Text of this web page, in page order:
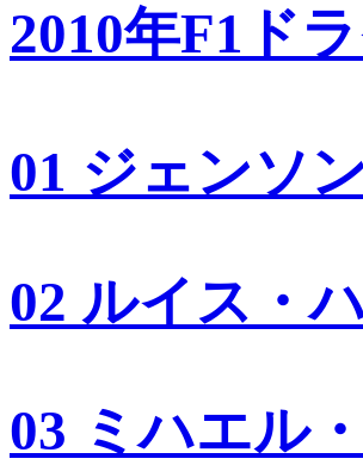
2010年F1ド
01 ジェンソ
02 ルイス・
03 ミハエル